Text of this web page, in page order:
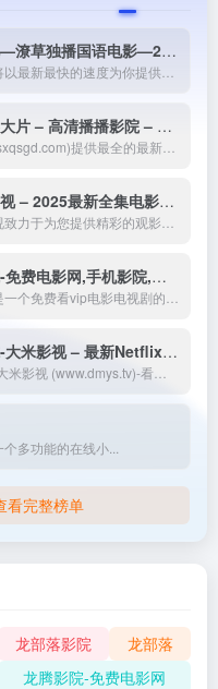
潦草影视—潦草独播国语电影—2023最新国语大片—免费国语潦草电影网-潦草影视将以最新最快的速度为你提供：最新电影电视剧的介绍和高速观看地址，好看的电影电视剧在线观看尽在潦草影视，为了更好的服务您，我们正在努力做最好的电影电视剧网站！
最新电影大片 – 高清播播影院 – 最新好看的电视剧免费在线观看 _ 玄天影视-玄天影视(sxqsgd.com)提供最全的最新电影大片，最热电视剧，韩国电视剧、香港TVB电视剧、韩剧、日剧、美剧、综艺、动漫的在线观看，无需下载任何播放器即可在线免费观看，每天第一时间更新，欢迎影迷到玄天
大师兄影视 – 2025最新全集电影电视剧_高清短剧视频免费在线观看-大师兄影视致力于为您提供精彩的观影选择，包括热门电影、电视剧、短剧、最新综艺节目和经典动漫。我们实时更新影片，确保您能享受最新、最全面的在线电影免费观看，更多高清资源尽在大师兄影院网。
龙腾影院-免费电影网,手机影院,高清影视大全-龙腾影院是一个免费看vip电影电视剧的网站，拥有海量、优质、高清电影和好看的电视剧，搞笑综艺及新番动漫，无须会员即可无广告观看全网影视作品，看电影来龙腾影院准没错。
大米星球-大米影视 – 最新Netflix新剧
多功能的在线小...
看完整榜单
龙部落影院
龙部落
龙腾影院-免费电影网